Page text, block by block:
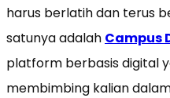
harus berlatih dan terus
satunya adalah Campus
platform berbasis digital
membimbing kalian